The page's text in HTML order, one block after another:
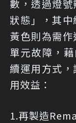
數，透過燈
狀態」，其中
黃色則為需
單元故障，
續運用方式
用效益：
1.再製造